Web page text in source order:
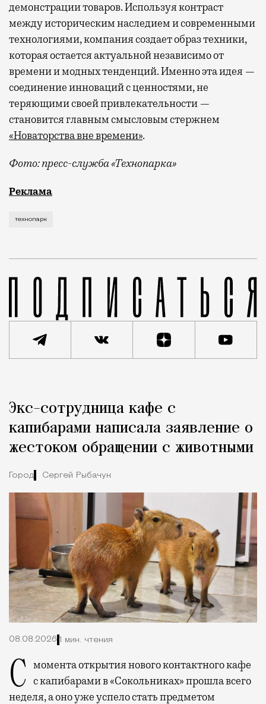
демонстрации товаров. Используя контраст
между историческим наследием и современными
технологиями, компания создает образ техники,
которая остается актуальной независимо от
времени и модных тенденций. Именно эта идея —
соединение инноваций с ценностями, не
теряющими своей привлекательности —
становится главным смысловым стержнем
«Новаторства вне времени».
Фото: пресс-служба «Технопарка»
Рекламные кампании техники редко выходят за
Реклама
технопарк
Город
Экс-сотрудница кафе с
капибарами написала заявление о
жестоком обращении с животными
Город Сергей Рыбачук
08.08.2026 1 мин. чтения
С момента открытия нового контактного кафе с капибарами в «Сокольниках» прошла всего
неделя, а оно уже успело стать предметом